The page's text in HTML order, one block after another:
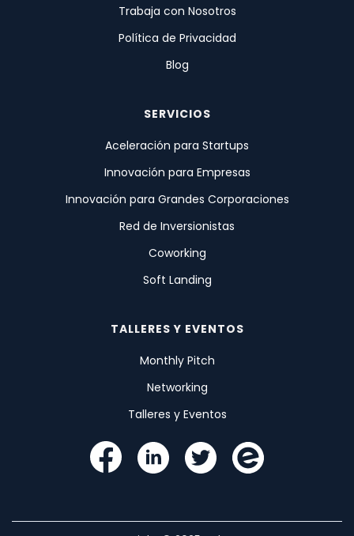
Trabaja con Nosotros
Política de Privacidad
Blog
SERVICIOS
Aceleración para Startups
Innovación para Empresas
Innovación para Grandes Corporaciones
Red de Inversionistas
Coworking
Soft Landing
TALLERES Y EVENTOS
Monthly Pitch
Networking
Talleres y Eventos